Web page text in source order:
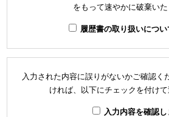
当社に提出して頂いた個人情報につ
を有する期間(採用結果のご連絡まで)
せください。但し、選考結果の理由
はお答えできませんので予めご了承
いただいた履歴書等の書類は、採用
をもって速やかに破棄いた
履歴書の取り扱いにつ
入力された内容に誤りがないかご確認く
ければ、以下にチェックを付けて
入力内容を確認し